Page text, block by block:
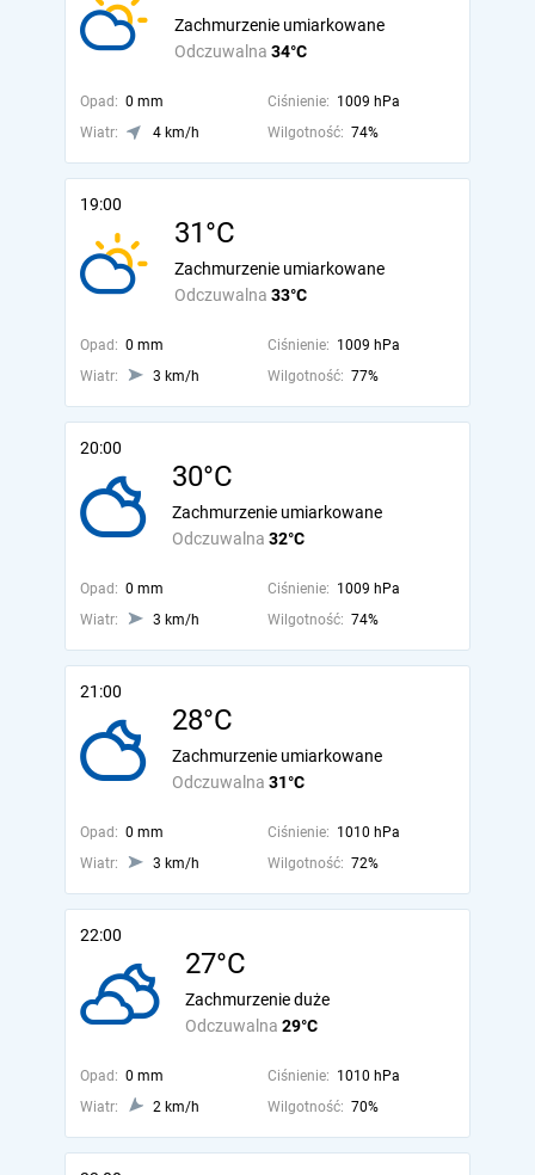
Odczuwalna 34°C
Zachmurzenie umiarkowane
Opad: 0 mm Ciśnienie: 1009 hPa
Wiatr:
4 km/h Wilgotność: 74%
19:00
31°C
Odczuwalna 33°C
Zachmurzenie umiarkowane
Opad: 0 mm Ciśnienie: 1009 hPa
Wiatr:
3 km/h Wilgotność: 77%
20:00
30°C
Odczuwalna 32°C
Zachmurzenie umiarkowane
Opad: 0 mm Ciśnienie: 1009 hPa
Wiatr:
3 km/h Wilgotność: 74%
21:00
28°C
Odczuwalna 31°C
Zachmurzenie umiarkowane
Opad: 0 mm Ciśnienie: 1010 hPa
Wiatr:
3 km/h Wilgotność: 72%
22:00
27°C
Odczuwalna 29°C
Zachmurzenie duże
Opad: 0 mm Ciśnienie: 1010 hPa
Wiatr:
2 km/h Wilgotność: 70%